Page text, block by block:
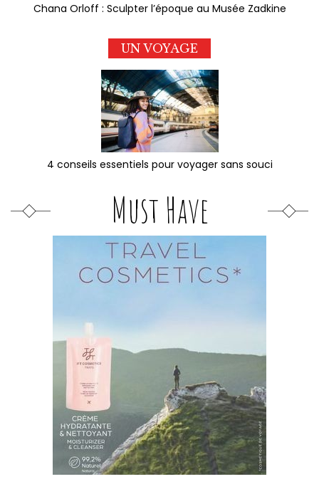
Chana Orloff : Sculpter l’époque au Musée Zadkine
UN VOYAGE
4 conseils essentiels pour voyager sans souci
Must Have